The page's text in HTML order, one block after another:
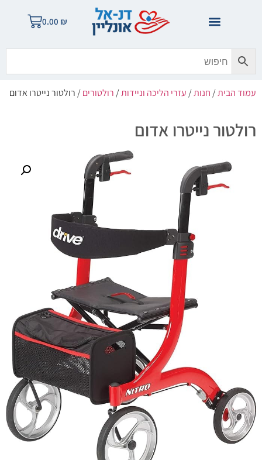
0.00 ₪
עמוד הבית/חנות/עזרי הליכה וניידות/רולטורים/ רולטור נייטרו אדום
רולטור נייטרו אדום